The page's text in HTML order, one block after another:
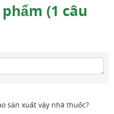
(1 câu
sản xuất vậy nhà thuốc?